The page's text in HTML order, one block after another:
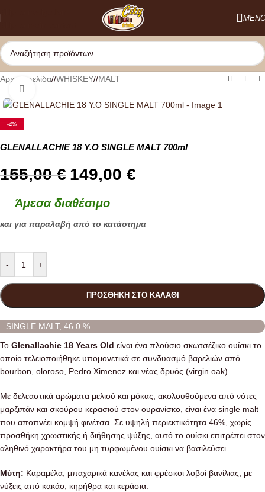
Αρχική σελίδα/ WHISKEY/ MALT
-4%
Προσφορά και στο κατάστημα
GLENALLACHIE 18 Υ.O SINGLE MALT 700ml
155,00€ 149,00 €
Άμεσα διαθέσιμο
και για παραλαβή από το κατάστημα
- +
ΠΡΟΣΘΉΚΗ ΣΤΟ ΚΑΛΆΘΙ
SINGLE MALT, 46.0 %
Το Glenallachie 18 Years Old είναι ένα πλούσιο σκωτσέζικο ουίσκι το
οποίο τελειοποιήθηκε υπομονετικά σε συνδυασμό βαρελιών από
bourbon, oloroso, Pedro Ximenez και νέας δρυός (virgin oak).
Με δελεαστικά αρώματα μελιού και μόκας, ακολουθούμενα από νότες
μαρζιπάν και σκούρου κερασιού στον ουρανίσκο, είναι ένα single malt
που αποπνέει κομψή φινέτσα. Σε υψηλή περιεκτικότητα 46%, χωρίς
προσθήκη χρωστικής ή διήθησης ψύξης, αυτό το ουίσκι επιτρέπει στον
αληθινό χαρακτήρα του μη τυρφωμένου ουίσκι να βασιλεύσει.
Μύτη: Καραμέλα, μπαχαρικά κανέλας και φρέσκοι λοβοί βανίλιας, με
νύξεις από κακάο, κηρήθρα και κεράσια.